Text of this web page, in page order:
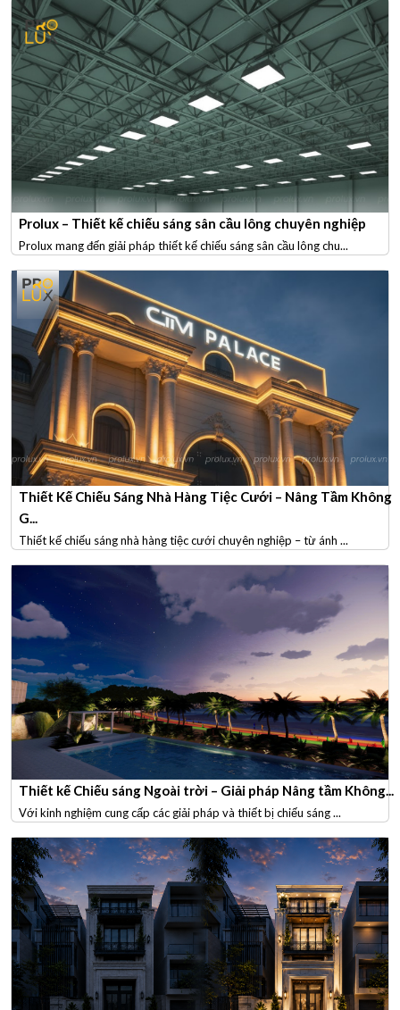
Prolux – Thiết kế chiếu sáng sân cầu lông chuyên nghiệp
Prolux mang đến giải pháp thiết kế chiếu sáng sân cầu lông chu...
Thiết Kế Chiếu Sáng Nhà Hàng Tiệc Cưới – Nâng Tầm Không
G...
Thiết kế chiếu sáng nhà hàng tiệc cưới chuyên nghiệp – từ ánh ...
Thiết kế Chiếu sáng Ngoài trời – Giải pháp Nâng tầm Không...
Với kinh nghiệm cung cấp các giải pháp và thiết bị chiếu sáng ...